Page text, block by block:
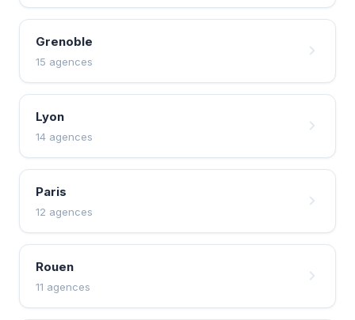
Grenoble
15 agences
Lyon
14 agences
Paris
12 agences
Rouen
11 agences